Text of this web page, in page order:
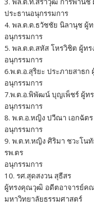
ประธานอนุกรรมการ
4. พล.ต.ต.ธวัชชัย นิลานุช
อนุกรรมการ
5. พล.ต.ต.สหัส โหรวิชิต ผู้
อนุกรรมการ
6.พ.ต.อ.สุริยะ ประภายสาธ
อนุกรรมการ
7.พ.ต.อ.พิพัฒน์ บุญเพ็ชร์ ผู้
อนุกรรมการ
8. พ.ต.อ.หญิง ปวีณา เอกฉั
อนุกรรมการ
9. พ.ต.ท.หญิง ศิริมา ชวะโน
รพ.ตร
อนุกรรมการ
10. รศ.สุดสงวน สุธีสร
ผู้ทรงคุณวุฒิ อดีตอาจารย์ค
มหาวิทยาลัยธรรมศาสตร์